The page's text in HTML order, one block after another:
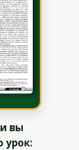
вы
урок: